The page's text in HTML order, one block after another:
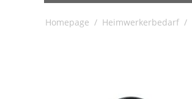
Homepage / Heimwerkerbedarf /